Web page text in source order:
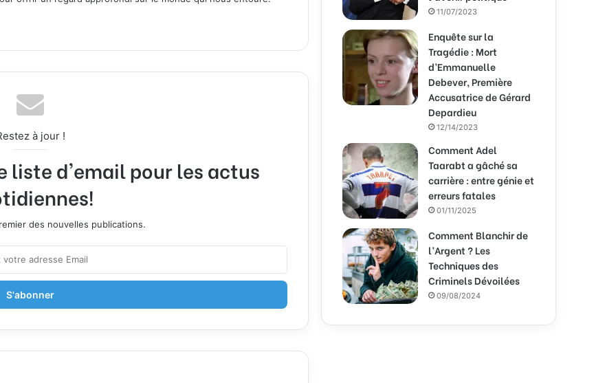
à jour !
liste d'email pour les actus
des nouvelles publications.
11/07/2023
Enquête sur la
Tragédie : Mort
d’Emmanuelle
Debever, Première
Accusatrice de Gérard
Depardieu
12/14/2023
Comment Adel
Taarabt a gâché sa
carrière : entre génie et
erreurs fatales
01/11/2025
Comment Blanchir de
l’Argent ? Les
Techniques des
Criminels Dévoilées
09/08/2024